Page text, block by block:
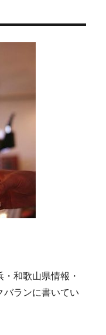
和歌山県情報・
バランに書いてい